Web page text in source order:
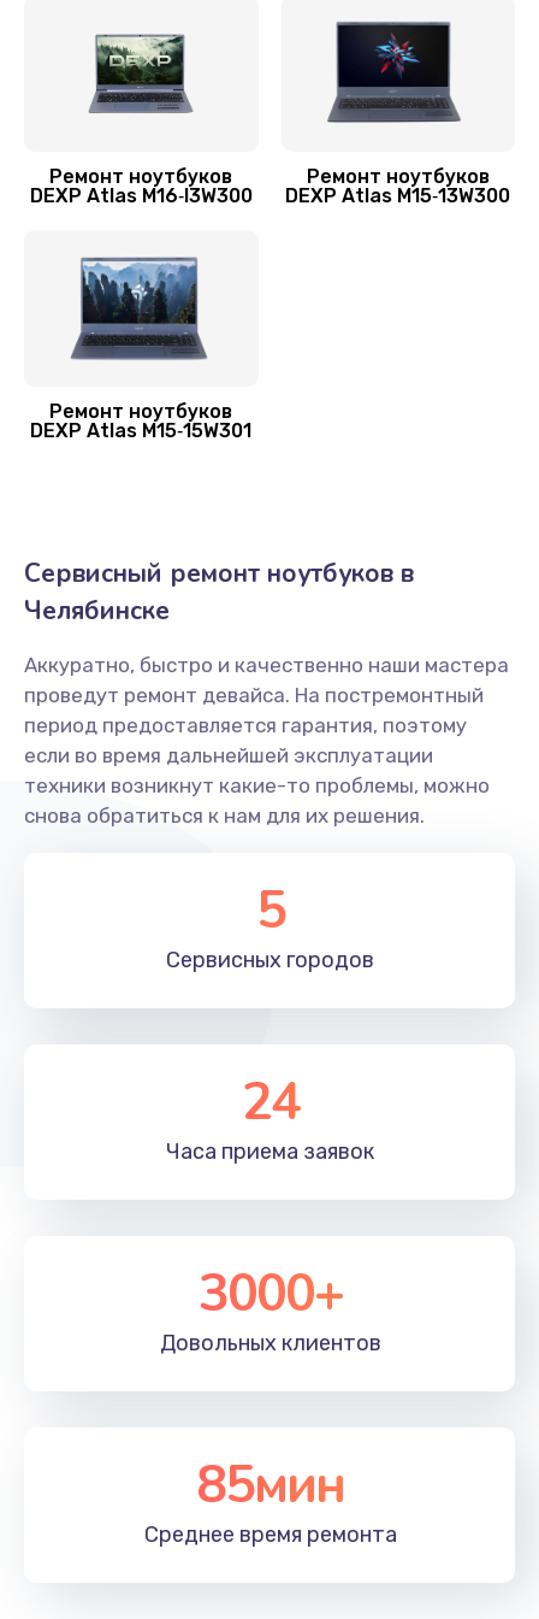
Замена SSD ноутбука DEXP
Замена HDD (замена жёсткого диска)
Установка драйверов Windows
Заказать
Заказать
1300 руб.
Заказать
Замена разъема питания
500 руб.
Замена северного моста
Замена шлейфа
700 руб.
Заказать
Чистка от пыли
990 руб.
Заказать
Ремонт ноутбуков
DEXP Atlas M16‑I3W300
Ремонт ноутбуков
DEXP Atlas M15‑13W300
Ремонт ноутбуков
DEXP Atlas M15‑15W301
Сервисный ремонт ноутбуков в
Челябинске
Аккуратно, быстро и качественно наши мастера
проведут ремонт девайса. На постремонтный
период предоставляется гарантия, поэтому
если во время дальнейшей эксплуатации
техники возникнут какие-то проблемы, можно
снова обратиться к нам для их решения.
5
Сервисных городов
24
Часа приема заявок
3000+
Довольных клиентов
85мин
Среднее время ремонта